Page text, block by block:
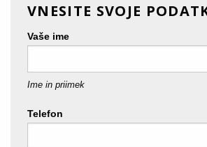
VNESITE SVOJE
Vaše ime
Ime in priimek
Telefon